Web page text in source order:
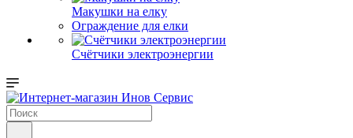
Макушки на елку
Ограждение для елки
Счётчики электроэнергии